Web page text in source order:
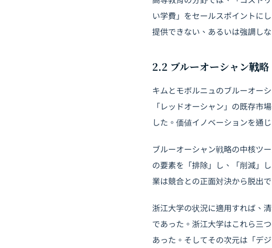
い学費」をセールスポイントに
提供できない、あるいは強調し
2.2 ブルーオーシャン戦
キムとモボルニュのブルーオー
「レッドオーシャン」の既存市
した。価値イノベーションを通
ブルーオーシャン戦略の中核ツ
の要素を「排除」し、「削減」
業は競合との正面対決から脱出で
浙江大学の状況に適用すれば、
であった。浙江大学はこれら三
あった。そしてその次元は「デ